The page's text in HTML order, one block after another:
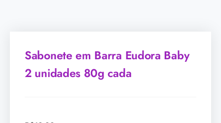
Sabonete em Barra Eudora Baby
2 unidades 80g cada